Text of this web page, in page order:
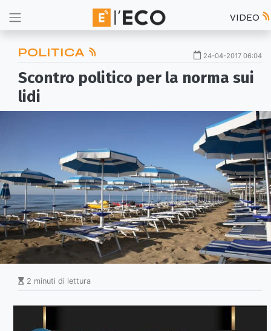
VIDEO
POLITICA 24-04-2017 06:04
Scontro politico per la norma sui
lidi
2 minuti di lettura